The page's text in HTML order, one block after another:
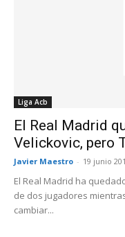
Liga Acb
El Real Madrid
Velickovic, pero
Javier Maestro - 19 junio
El Real Madrid ha
de dos jugadores
cambiar...